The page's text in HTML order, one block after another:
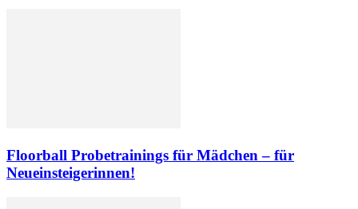
Floorball Probetrainings für Mädchen – für
Neueinsteigerinnen!